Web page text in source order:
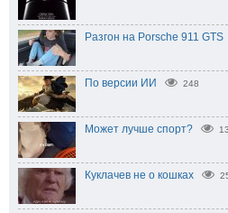
Разгон на Porsche 911 GTS
По версии ИИ 248
Может лучше спорт?
Куклачев не о кошках